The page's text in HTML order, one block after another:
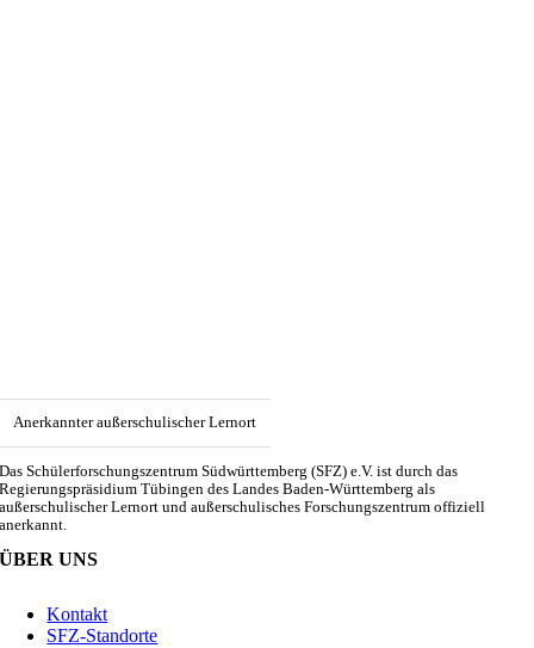
Anerkannter außerschulischer Lernort
Das Schülerforschungszentrum Südwürttemberg (SFZ) e.V. ist durch das
Regierungspräsidium Tübingen des Landes Baden-Württemberg als
außerschulischer Lernort und außerschulisches Forschungszentrum offiziell
anerkannt.
ÜBER UNS
Kontakt
SFZ-Standorte